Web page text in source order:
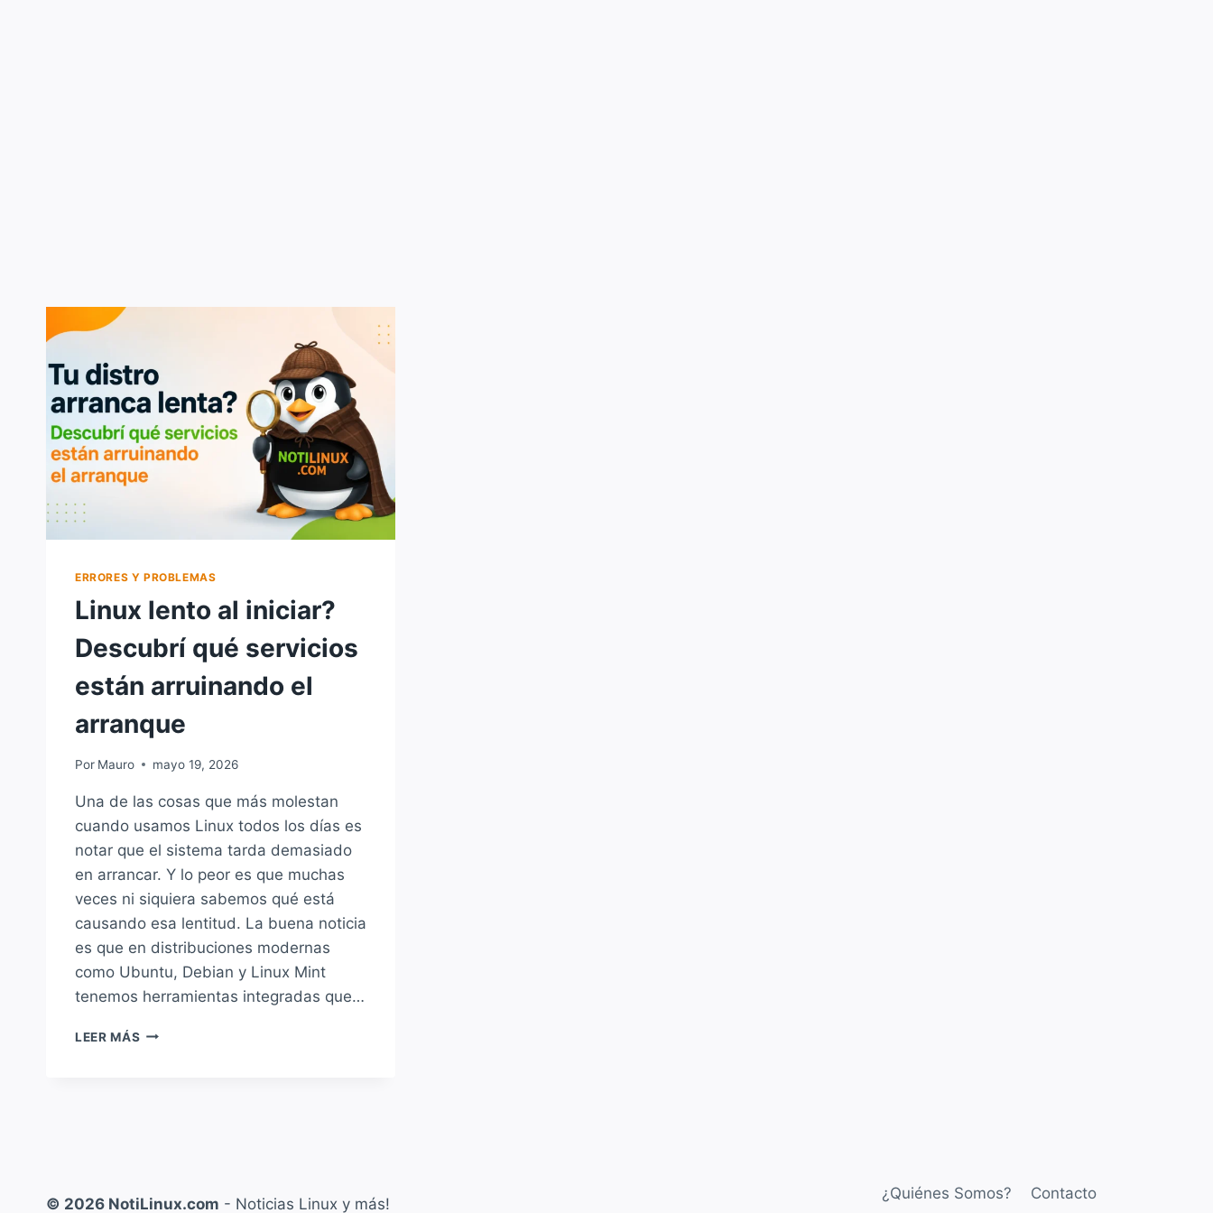
ERRORES Y PROBLEMAS
Linux lento al iniciar?
Descubrí qué servicios
están arruinando el
arranque
Por Mauro mayo 19, 2026
Una de las cosas que más molestan
cuando usamos Linux todos los días es
notar que el sistema tarda demasiado
en arrancar. Y lo peor es que muchas
veces ni siquiera sabemos qué está
causando esa lentitud. La buena noticia
es que en distribuciones modernas
como Ubuntu, Debian y Linux Mint
tenemos herramientas integradas que…
LEER MÁS LINUX
EL
© 2026 NotiLinux.com - Noticias Linux y más!
¿Quiénes Somos? Contacto